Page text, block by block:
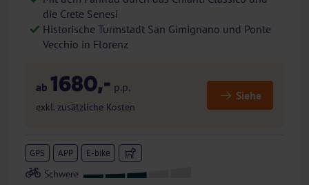
die Crete Senesi
Historische Turmstadt San Gimignano und Ponte
Vecchio in Florenz
ab 1680,- p.p.
exkl. zusätzliche Kosten
Siehe
GPS APP E-bike